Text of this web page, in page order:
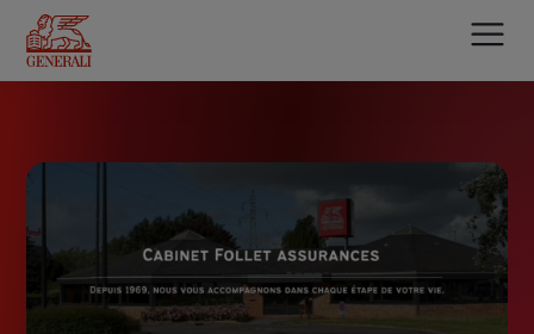
contenu
principal